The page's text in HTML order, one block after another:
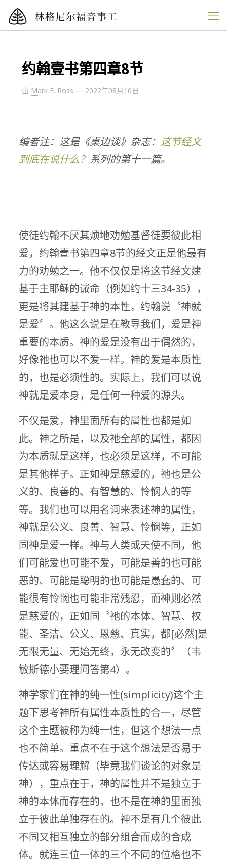
约翰壹书第四章8节
由 Mark E. Ross — 2022年08月10日
编者注：这是《桌边谈》杂志： 这节经文
到底在说什么？ 系列的第十一篇。
使徒约翰不厌其烦地劝勉基督徒要彼此相
爱，约翰壹书第四章8节的经文正是他最有
力的劝勉之一。他不仅仅是将这节经文建
基于主耶稣的诫命（例如约十三34-35），
更是将其建基于神的本性，约翰说〝神就
是爱〞。他这么说是在教导我们，爱是神
重要的本质。神的爱是没有出于偶然的，
好像祂也可以不爱一样。神的爱是本质性
的，也是必须性的。实际上，我们可以说
神就是爱本身，是任何一种爱的源头。
不仅是爱，神里面所有的属性也都是如
此。神之所是，以及祂全部的属性，都因
为本质就是这样，也必须是这样，不可能
是其他样子。正如神是慈爱的，祂也是公
义的、良善的、有智慧的、怜悯人的等
等。我们也可以用名词来表述神的属性，
神就是公义、良善、智慧、怜悯等，正如
同神是爱一样。神与人类或天使不同，他
们可能爱也可能不爱，可能是善的也可能
恶的、可能是聪明的也可能是愚蠢的、可
能很有怜悯也可能非常残忍，而神则必然
是慈爱的，正如同〝祂的本体、智慧、权
能、圣洁、公义、恩慈、真实，都[必然]是
无限无量、无始无终，永无改变的〞（韦
敏斯德小要理问答第4）。
神学家们在神的纯一性(simplicity)这个主
题下思考神所有属性本质性的合一，尽管
这个主题被称为纯一性，但这个想法一点
也不简单。重点不在于这个想法是否易于
传达或容易理解（毕竟我们谈论的对象是
神），重点在于，神的属性并不是独立于
神的本体而存在的，也不是在神的里面独
立于彼此单独存在的。神不是有几个彼此
不同又相互独立的部分组合而成的合成
体。就连三位一体的三个不同的位格也不